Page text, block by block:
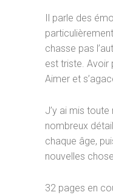
Il parle des
chasse pas
est triste. Avoir
Aimer et
J’y ai mis
nombreux
chaque âge,
nouvelles
32 pages en